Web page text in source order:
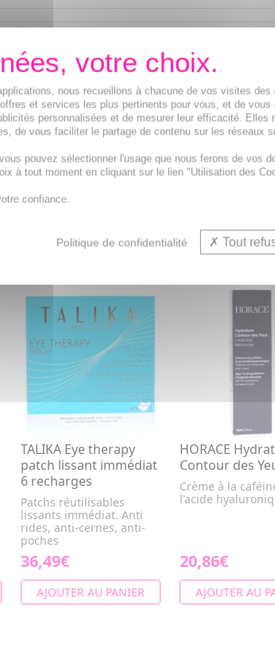
VOUS AIMEREZ
TALIKA Eye therapy
patch lissant immédiat
6 recharges
Patchs réutilisables
lissants immédiat. Anti
rides, anti-cernes, anti-
poches
36,49€
AJOUTER AU PANIER
HORACE
Contour des
Crème à la
l'acide
20,86€
AJOUTER AU
nous recueillons à chacune de vos visites
et services les plus pertinents pour vous, et de
personnalisées et de mesurer leur efficacité. Elles
de vous faciliter le partage de contenu sur les réseaux
pouvez sélectionner l'usage que nous ferons de vos
à tout moment en cliquant sur le lien "Utilisation des
confiance.
Politique de confidentialité Tout